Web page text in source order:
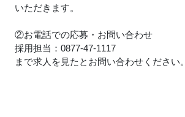
いただきます。
②お電話での応募・お問い合わせ
採用担当：0877-47-1117
まで求人を見たとお問い合わせください。